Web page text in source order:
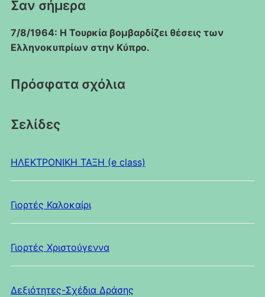
Σαν σήμερα
7/8/1964: Η Τουρκία βομβαρδίζει θέσεις των
Ελληνοκυπρίων στην Κύπρο.
Πρόσφατα σχόλια
Σελίδες
HΛΕΚΤΡΟΝΙΚΗ ΤΑΞΗ (e class)
Γιορτές Καλοκαίρι
Γιορτές Χριστούγεννα
Δεξιότητες-Σχέδια Δράσης